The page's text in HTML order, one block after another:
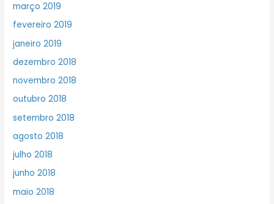
março 2019
fevereiro 2019
janeiro 2019
dezembro 2018
novembro 2018
outubro 2018
setembro 2018
agosto 2018
julho 2018
junho 2018
maio 2018